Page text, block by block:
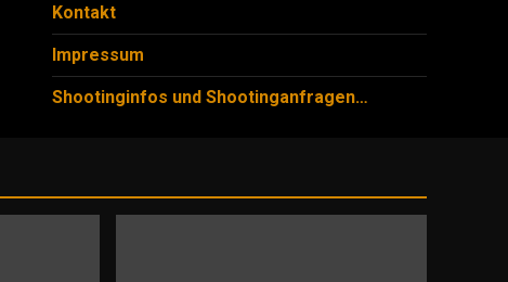
Kontakt
Impressum
Shootinginfos und Shootinganfragen…